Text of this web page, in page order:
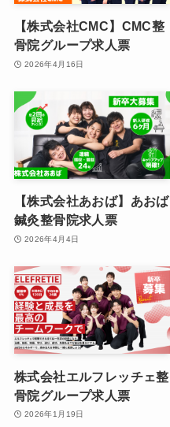
【株式会社CMC】CMC整
骨院グループ求人票
2026年4月16日
【株式会社あおば】あおば
鍼灸整骨院求人票
2026年4月4日
株式会社エルフレッチェ整
骨院グループ求人票
2026年1月19日